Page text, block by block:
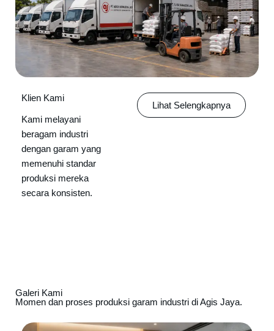
Klien Kami
Kami melayani
beragam industri
dengan garam yang
memenuhi standar
produksi mereka
secara konsisten.
Lihat Selengkapnya
Galeri Kami
Momen dan proses produksi garam industri di Agis Jaya.